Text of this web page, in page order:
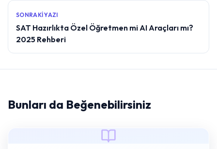
SONRAKI YAZI
SAT Hazırlıkta Özel Öğretmen mi AI Araçları mı?
2025 Rehberi
Bunları da Beğenebilirsiniz